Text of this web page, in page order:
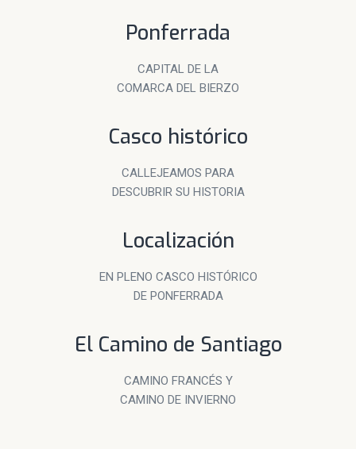
Ponferrada
CAPITAL DE LA
COMARCA DEL BIERZO
Casco histórico
CALLEJEAMOS PARA
DESCUBRIR SU HISTORIA
Localización
EN PLENO CASCO HISTÓRICO
DE PONFERRADA
El Camino de Santiago
CAMINO FRANCÉS Y
CAMINO DE INVIERNO